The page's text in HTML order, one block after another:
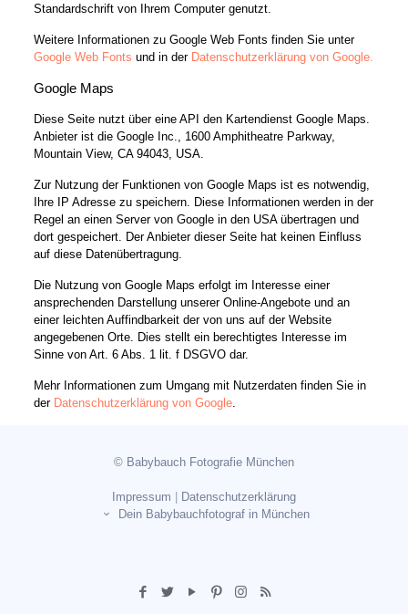
Standardschrift von Ihrem Computer genutzt.
Weitere Informationen zu Google Web Fonts finden Sie unter
Google Web Fonts und in der Datenschutzerklärung von Google.
Google Maps
Diese Seite nutzt über eine API den Kartendienst Google Maps.
Anbieter ist die Google Inc., 1600 Amphitheatre Parkway,
Mountain View, CA 94043, USA.
Zur Nutzung der Funktionen von Google Maps ist es notwendig,
Ihre IP Adresse zu speichern. Diese Informationen werden in der
Regel an einen Server von Google in den USA übertragen und
dort gespeichert. Der Anbieter dieser Seite hat keinen Einfluss
auf diese Datenübertragung.
Die Nutzung von Google Maps erfolgt im Interesse einer
ansprechenden Darstellung unserer Online-Angebote und an
einer leichten Auffindbarkeit der von uns auf der Website
angegebenen Orte. Dies stellt ein berechtigtes Interesse im
Sinne von Art. 6 Abs. 1 lit. f DSGVO dar.
Mehr Informationen zum Umgang mit Nutzerdaten finden Sie in
der Datenschutzerklärung von Google.
© Babybauch Fotografie München
Impressum
Datenschutzerklärung
Dein Babybauchfotograf in München
Babybauch Fotograf München